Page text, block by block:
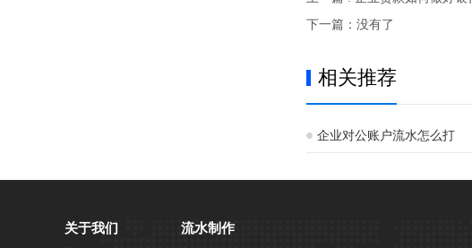
下一篇：没有了
相关推荐
企业对公账户流水怎么打
关于我们 流水制作